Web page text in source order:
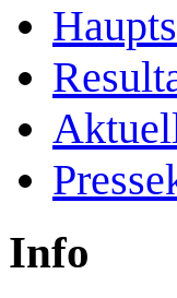
Info